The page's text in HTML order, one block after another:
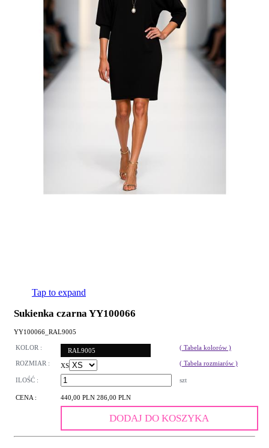
Tap to expand
Sukienka czarna YY100066
YY100066_RAL9005
KOLOR : RAL9005 ( Tabela kolorów )
ROZMIAR : XS ( Tabela rozmiarów )
ILOŚĆ : szt
CENA : 440,00 PLN 286,00 PLN
DODAJ DO KOSZYKA